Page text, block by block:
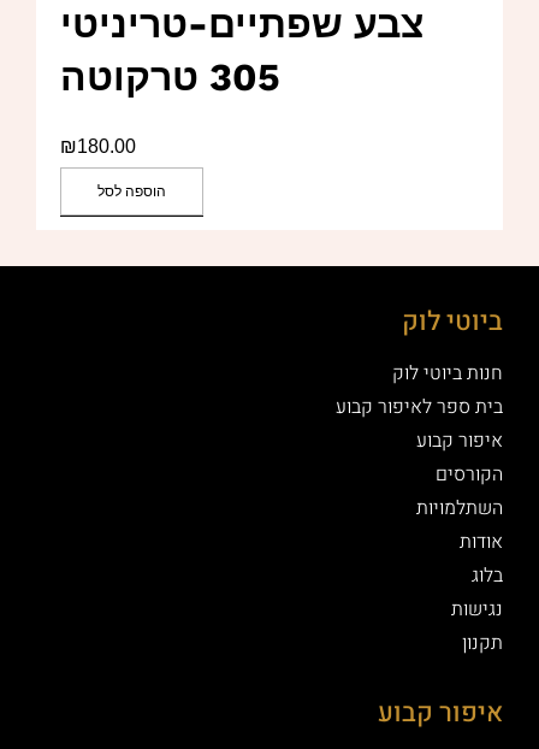
צבע שפתיים-טריניטי
305 טרקוטה
₪180.00
הוספה לסל
ביוטי לוק
חנות ביוטי לוק
בית ספר לאיפור קבוע
איפור קבוע
הקורסים
השתלמויות
אודות
בלוג
נגישות
תקנון
איפור קבוע